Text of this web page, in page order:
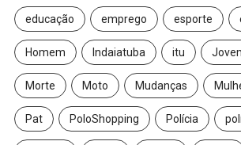
educação emprego esporte
Homem Indaiatuba itu
Morte Moto Mudanças
Pat PoloShopping Polícia